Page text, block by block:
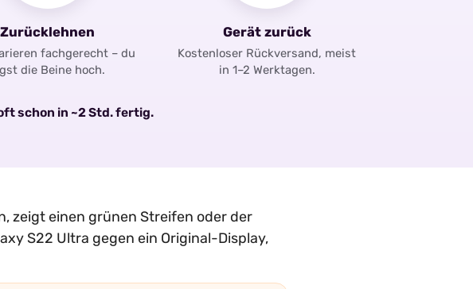
Zurücklehnen
fachgerecht – du
die Beine hoch.
Gerät zurück
Kostenloser Rückversand, meist
in 1–2 Werktagen.
schon in ~2 Std. fertig.
zeigt einen grünen Streifen oder der
S22 Ultra gegen ein Original-Display,